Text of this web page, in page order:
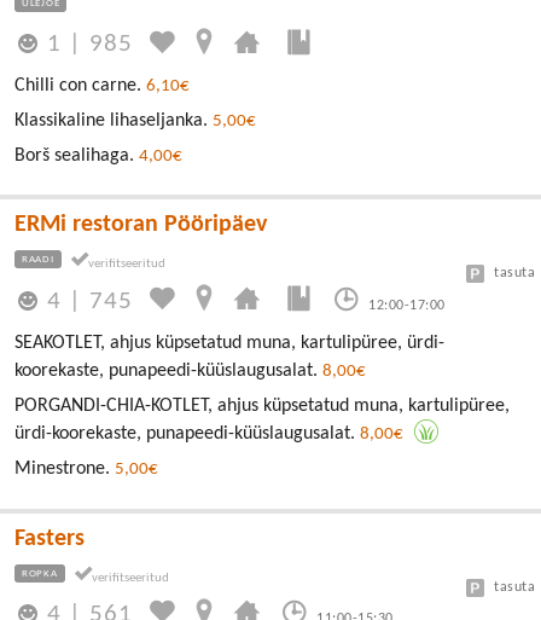
ÜLEJÕE
1 985
Chilli con carne. 6,10€
Klassikaline lihaseljanka. 5,00€
Borš sealihaga. 4,00€
ERMi restoran Pööripäev
RAADI
4 745 12:00-17:00
tasuta
SEAKOTLET, ahjus küpsetatud muna, kartulipüree, ürdi-
koorekaste, punapeedi-küüslaugusalat. 8,00€
PORGANDI-CHIA-KOTLET, ahjus küpsetatud muna, kartulipüree,
ürdi-koorekaste, punapeedi-küüslaugusalat. 8,00€
Minestrone. 5,00€
Fasters
ROPKA
4 561
tasuta